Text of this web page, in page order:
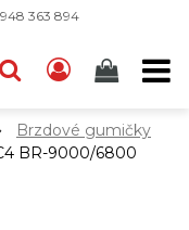
363 894
Brzdové gumičky
BR-9000/6800